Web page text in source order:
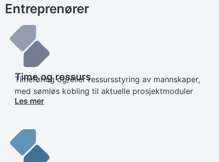
Entreprenører
Time og ressurs
Timeføring og/eller ressursstyring av mannskaper,
med sømløs kobling til aktuelle prosjektmoduler
Les mer